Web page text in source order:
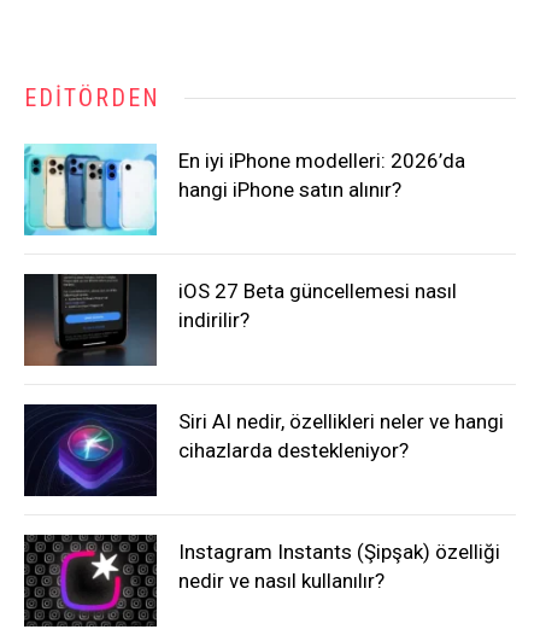
EDITÖRDEN
En iyi iPhone modelleri: 2026’da
hangi iPhone satın alınır?
iOS 27 Beta güncellemesi nasıl
indirilir?
Siri AI nedir, özellikleri neler ve hangi
cihazlarda destekleniyor?
Instagram Instants (Şipşak) özelliği
nedir ve nasıl kullanılır?